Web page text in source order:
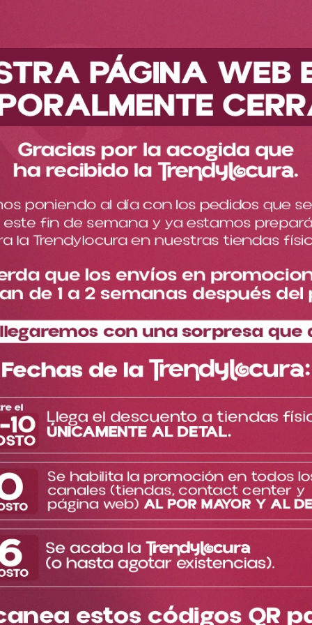
Accesorios
Más accesorios
Pin Jack DY2351
Pin Jack DY2351
Cargando comentarios…
Un detalle lleno de nostalgia que aporta un toque divertido y
chic a cualquier accesorio
$12.000
Cantidad
Descripción del producto
Especificaciones del
producto
Este pin inspirado en Jack combina un diseño icónico con un
estilo alternativo y elegante. Ideal para quienes aman lo
diferente con un toque chic.
mucha personalidad.
Pin coleccionable inspirado en Disney, ideal para fans del estilo
dark chic.
TE PUEDE INTERESAR
Cargando el resumen…
Por favor, inicia sesión para escribir un comentario.
Más reciente